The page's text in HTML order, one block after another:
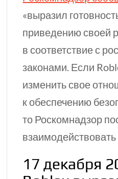
«выразил
приведению своей
в соответствие с
законами. Если
изменить свое
к обеспечению
то Роскомнадзор
17 декабря